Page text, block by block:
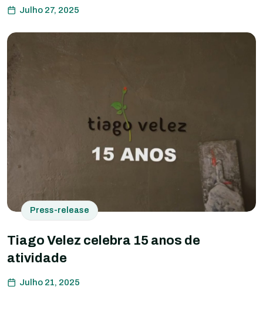
Julho 27, 2025
Press-release
Tiago Velez celebra 15 anos de
atividade
Julho 21, 2025